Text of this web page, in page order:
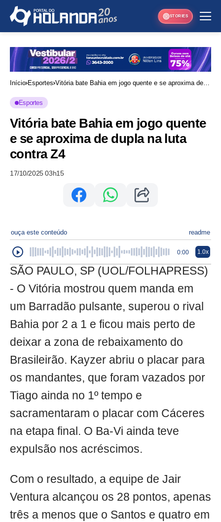
STORIES
Início Esportes Vitória bate Bahia em jogo quente e se aproxima de
Esportes
Vitória bate Bahia em jogo quente
e se aproxima de dupla na luta
contra Z4
17/10/2025 03h15
ouça este conteúdo readme
0:00 1.0x
SÃO PAULO, SP (UOL/FOLHAPRESS)
- O Vitória mostrou quem manda em
um Barradão pulsante, superou o rival
Bahia por 2 a 1 e ficou mais perto de
deixar a zona de rebaixamento do
Brasileirão. Kayzer abriu o placar para
os mandantes, que foram vazados por
Tiago ainda no 1º tempo e
sacramentaram o placar com Cáceres
na etapa final. O Ba-Vi ainda teve
expulsão nos acréscimos.
Com o resultado, a equipe de Jair
Ventura alcançou os 28 pontos, apenas
três a menos que o Santos e quatro em